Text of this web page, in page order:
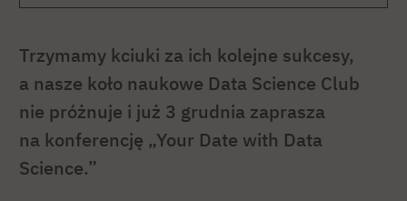
Trzymamy kciuki za ich kolejne sukcesy,
a nasze koło naukowe Data Science Club
nie próżnuje i już 3 grudnia zaprasza
na konferencję „Your Date with Data
Science.”